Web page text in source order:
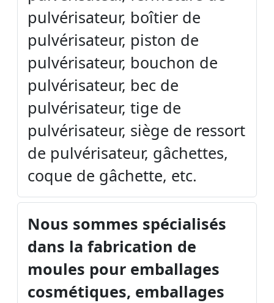
pulvérisateur, boîtier de
pulvérisateur, piston de
pulvérisateur, bouchon de
pulvérisateur, bec de
pulvérisateur, tige de
pulvérisateur, siège de ressort
de pulvérisateur, gâchettes,
coque de gâchette, etc.
Nous sommes spécialisés
dans la fabrication de
moules pour emballages
cosmétiques, emballages